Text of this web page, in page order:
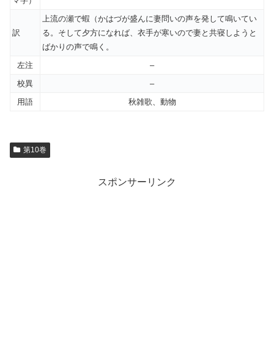
訳
上流の瀬で蝦（かはづが盛んに妻問いの声を発して鳴いてい
る。そして夕方になれば、衣手が寒いので妻と共寝しようと
ばかりの声で鳴く。
左注
–
校異
–
用語
秋雑歌、動物
第10巻
スポンサーリンク